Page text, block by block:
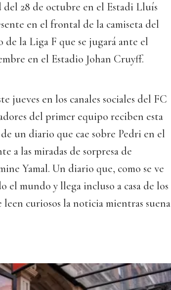
28 de octubre en el Estadi Lluís
en el frontal de la camiseta del
la Liga F que se jugará ante el
en el Estadio Johan Cruyff.
jueves en los canales sociales del FC
del primer equipo reciben esta
un diario que cae sobre Pedri en el
a las miradas de sorpresa de
Yamal. Un diario que, como se ve
el mundo y llega incluso a casa de los
curiosos la noticia mientras suena